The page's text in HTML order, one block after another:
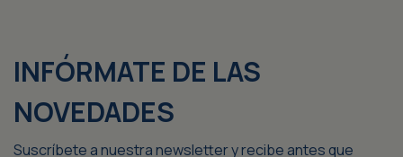
INFÓRMATE DE LAS
NOVEDADES
Suscríbete a nuestra newsletter y recibe antes que